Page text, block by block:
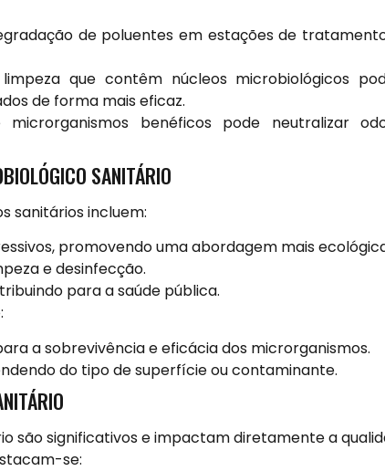
de poluentes em estações de
que contêm núcleos microbiológicos
de forma mais eficaz.
benéficos pode neutralizar
SANITÁRIO
sanitários incluem:
promovendo uma abordagem mais
e desinfecção.
para a saúde pública.
a sobrevivência e eficácia dos microrganismos.
do tipo de superfície ou contaminante.
são significativos e impactam diretamente a
se: